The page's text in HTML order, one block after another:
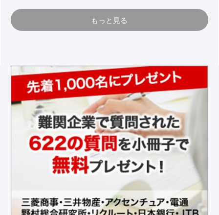
もっと見る